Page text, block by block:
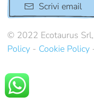
Scrivi email
© 2022 Ecotaurus
Policy - Cookie Policy